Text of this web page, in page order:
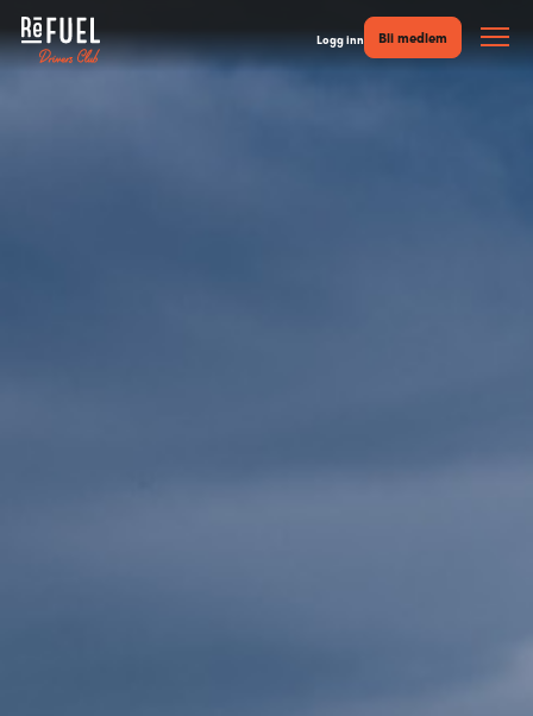
Logg inn Bli medlem